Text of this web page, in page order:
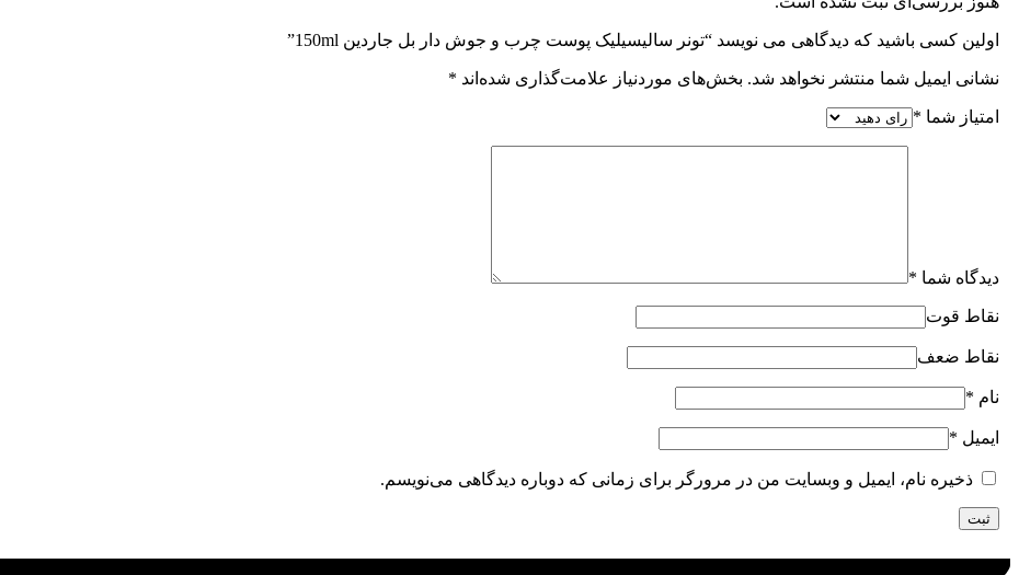
اولین کسی باشید که دیدگاهی می نویسد “تونر سالیسیلیک پوست چرب و جوش دار بل جاردین 150ml”
نشانی ایمیل شما منتشر نخواهد شد. بخش‌های موردنیاز علامت‌گذاری شده‌اند *
امتیاز شما *
دیدگاه شما *
نقاط قوت
نقاط ضعف
نام *
ایمیل *
ذخیره نام، ایمیل و وبسایت من در مرورگر برای زمانی که دوباره دیدگاهی می‌نویسم.